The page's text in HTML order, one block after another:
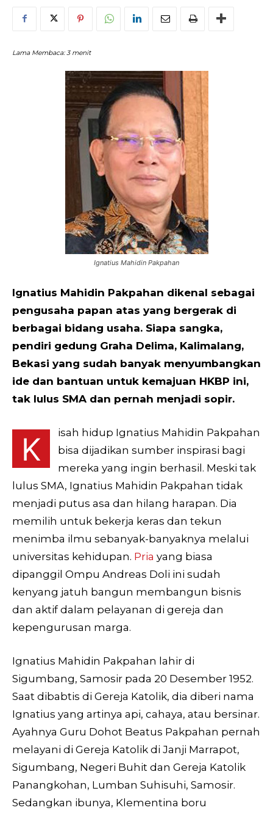
Lama Membaca:3 menit
Ignatius Mahidin Pakpahan
Ignatius Mahidin Pakpahan dikenal sebagai
pengusaha papan atas yang bergerak di
berbagai bidang usaha. Siapa sangka,
pendiri gedung Graha Delima, Kalimalang,
Bekasi yang sudah banyak menyumbangkan
ide dan bantuan untuk kemajuan HKBP ini,
tak lulus SMA dan pernah menjadi sopir.
K
isah hidup Ignatius Mahidin Pakpahan
bisa dijadikan sumber inspirasi bagi
mereka yang ingin berhasil. Meski tak
lulus SMA, Ignatius Mahidin Pakpahan tidak
menjadi putus asa dan hilang harapan. Dia
memilih untuk bekerja keras dan tekun
menimba ilmu sebanyak-banyaknya melalui
universitas kehidupan. Pria yang biasa
dipanggil Ompu Andreas Doli ini sudah
kenyang jatuh bangun membangun bisnis
dan aktif dalam pelayanan di gereja dan
kepengurusan marga.
Ignatius Mahidin Pakpahan lahir di
Sigumbang, Samosir pada 20 Desember 1952.
Saat dibabtis di Gereja Katolik, dia diberi nama
Ignatius yang artinya api, cahaya, atau bersinar.
Ayahnya Guru Dohot Beatus Pakpahan pernah
melayani di Gereja Katolik di Janji Marrapot,
Sigumbang, Negeri Buhit dan Gereja Katolik
Panangkohan, Lumban Suhisuhi, Samosir.
Sedangkan ibunya, Klementina boru